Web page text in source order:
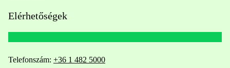
Elérhetőségek
Telefonszám: +36 1 482 5000